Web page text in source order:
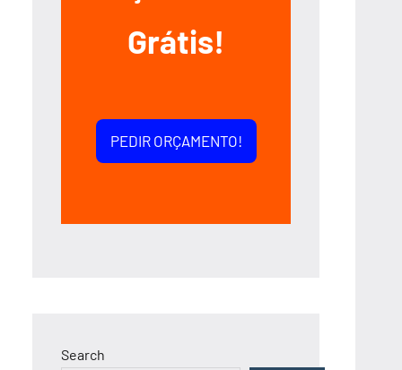
Grátis!
PEDIR ORÇAMENTO!
Search